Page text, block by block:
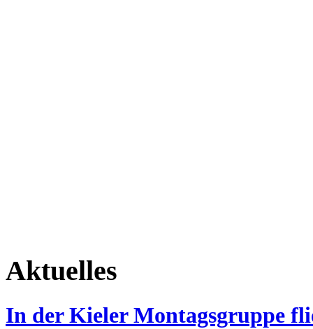
Aktuelles
In der Kieler Montagsgruppe